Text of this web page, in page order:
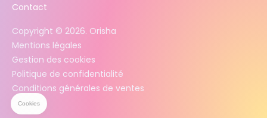
Contact
Copyright © 2026. Orisha
Mentions légales
Gestion des cookies
Politique de confidentialité
Conditions générales de ventes